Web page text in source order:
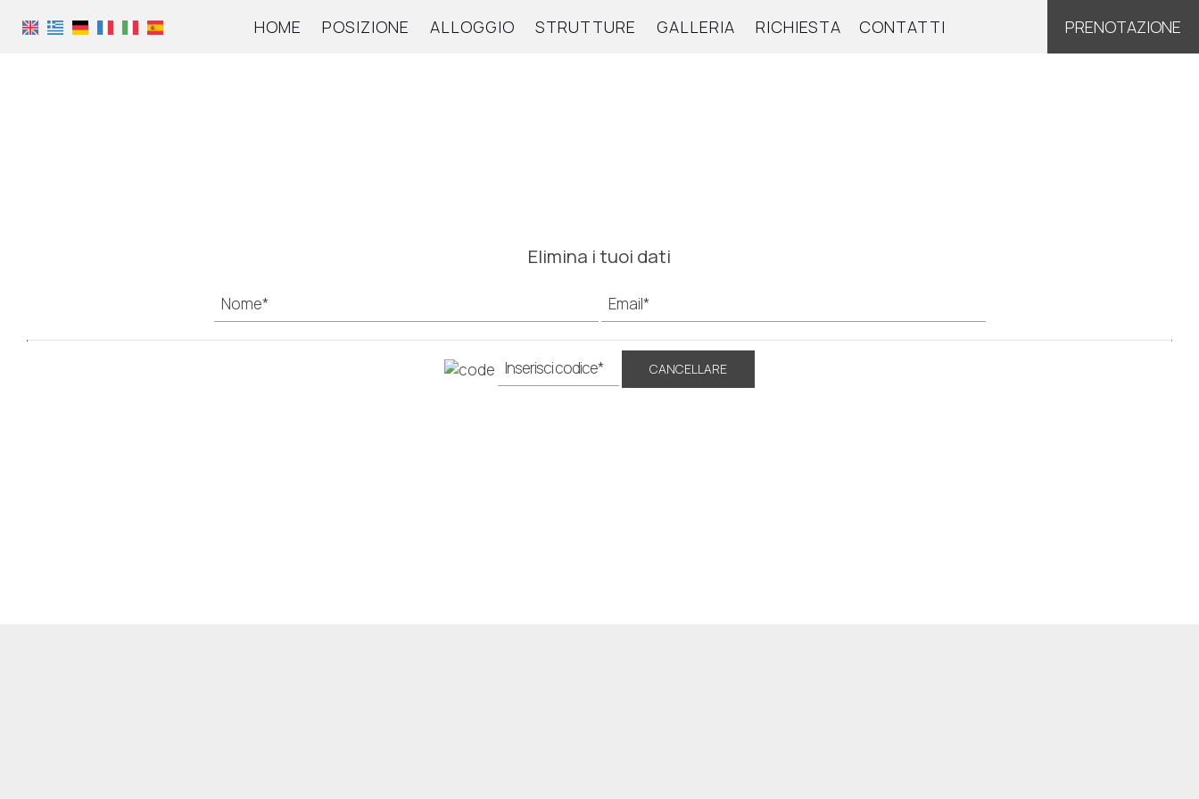
PRENOTAZIONE
HOME POSIZIONE ALLOGGIO STRUTTURE GALLERIA RICHIESTA CONTATTI
Elimina i tuoi dati
CANCELLARE